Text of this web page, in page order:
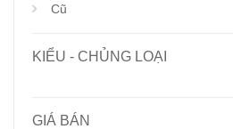
Cũ
KIỂU - CHỦNG LOẠI
GIÁ BÁN